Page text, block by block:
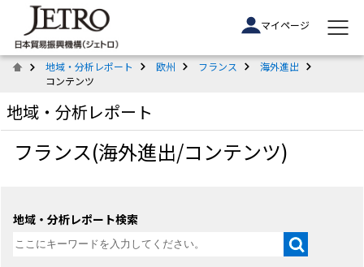
マイページ
地域・分析レポート 欧州 フランス
海外進出
コンテンツ
地域・分析レポート
フランス(海外進出/コンテンツ)
地域・分析レポート検索